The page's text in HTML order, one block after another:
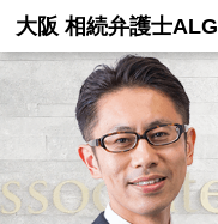
大阪 相続弁護士ALG